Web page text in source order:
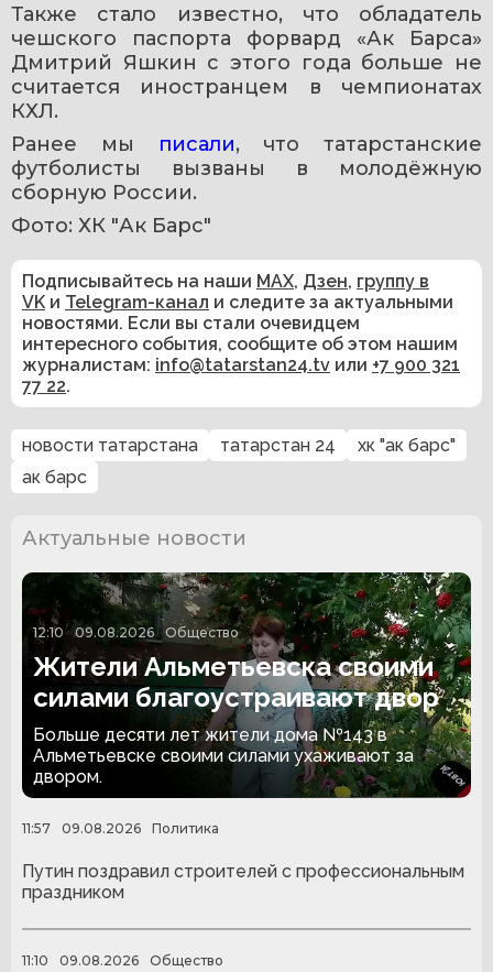
Также стало известно, что обладатель
чешского паспорта форвард «Ак Барса»
Дмитрий Яшкин с этого года больше не
считается иностранцем в чемпионатах
КХЛ.
Ранее мы
писали, что татарстанские
футболисты вызваны в молодёжную
сборную России.
Фото: ХК "Ак Барс"
Подписывайтесь на наши MAX, Дзен, группу в
VK и Telegram-канал и следите за актуальными
новостями. Если вы стали очевидцем
интересного события, сообщите об этом нашим
журналистам: info@tatarstan24.tv или +7 900 321
77 22.
новости татарстана татарстан 24
хк "ак барс"
ак барс
Актуальные новости
12:10 09.08.2026 Общество
Жители Альметьевска своими
силами благоустраивают двор
Больше десяти лет жители дома №143 в
Альметьевске своими силами ухаживают за
двором.
11:57 09.08.2026 Политика
Путин поздравил строителей с профессиональным
праздником
11:10 09.08.2026 Общество